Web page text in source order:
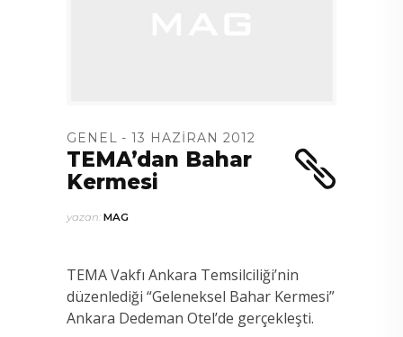
GENEL 13 HAZIRAN 2012
TEMA’dan Bahar
Kermesi
yazan: MAG
TEMA Vakfı Ankara Temsilciliği’nin
düzenlediği “Geleneksel Bahar Kermesi”
Ankara Dedeman Otel’de gerçekleşti.